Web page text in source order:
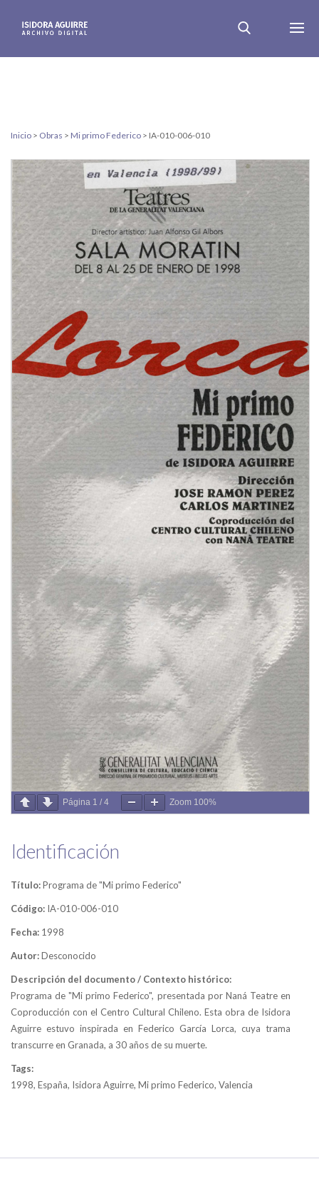
Inicio > Obras > Mi primo Federico > IA-010-006-010
Página 1 / 4 Zoom 100%
Identificación
Título:Programa de "Mi primo Federico"
Código: IA-010-006-010
Fecha: 1998
Autor:Desconocido
Descripción del documento / Contexto histórico:
Programa de "Mi primo Federico", presentada por Naná Teatre en
Coproducción con el Centro Cultural Chileno. Esta obra de Isidora
Aguirre estuvo inspirada en Federico García Lorca, cuya trama
transcurre en Granada, a 30 años de su muerte.
Tags:
1998, España, Isidora Aguirre, Mi primo Federico, Valencia